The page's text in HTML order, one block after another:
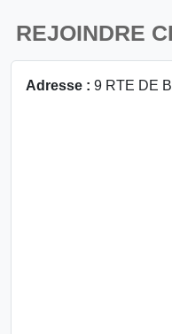
REJOINDRE
Adresse : 9 RTE DE